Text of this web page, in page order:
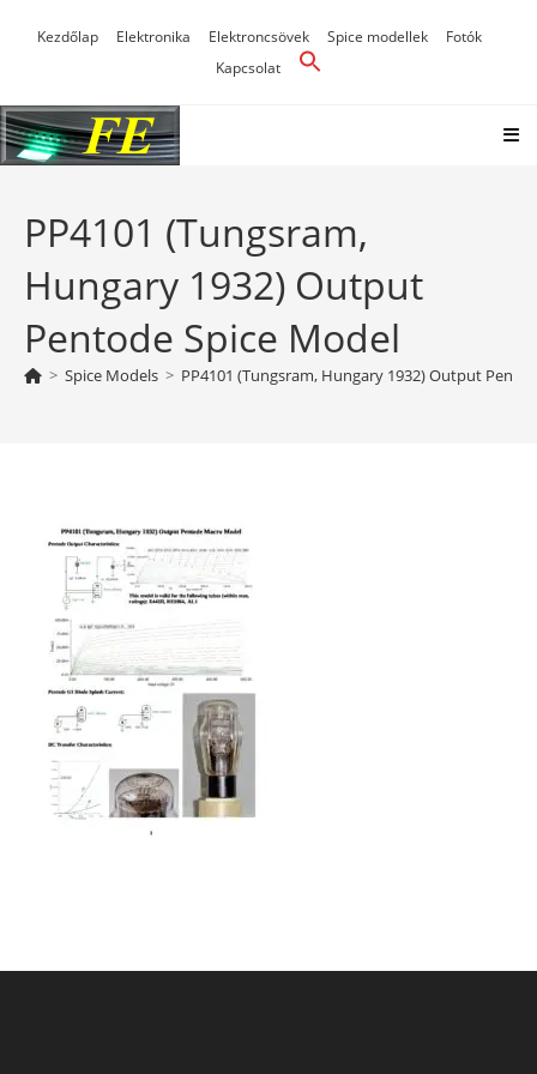
Kezdőlap Elektronika Elektroncsövek Spice modellek
Fotók
Kapcsolat
PP4101 (Tungsram,
Hungary 1932) Output
Pentode Spice Model
> Spice Models > PP4101 (Tungsram, Hungary 1932) Output